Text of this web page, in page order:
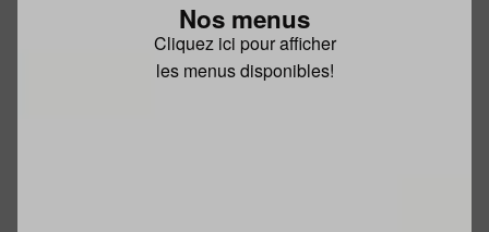
Nos menus
Cliquez ici pour afficher
les menus disponibles!